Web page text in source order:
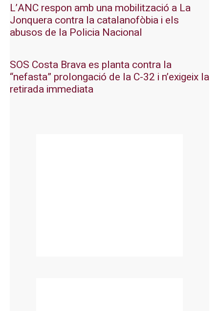
L’ANC respon amb una mobilització a La
Jonquera contra la catalanofòbia i els
abusos de la Policia Nacional
SOS Costa Brava es planta contra la
“nefasta” prolongació de la C-32 i n’exigeix la
retirada immediata